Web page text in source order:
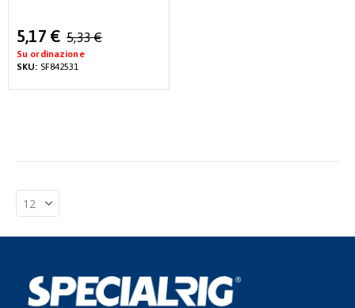
Special
Price
5,17 € 5,33 €
Su ordinazione
SKU: SF842531